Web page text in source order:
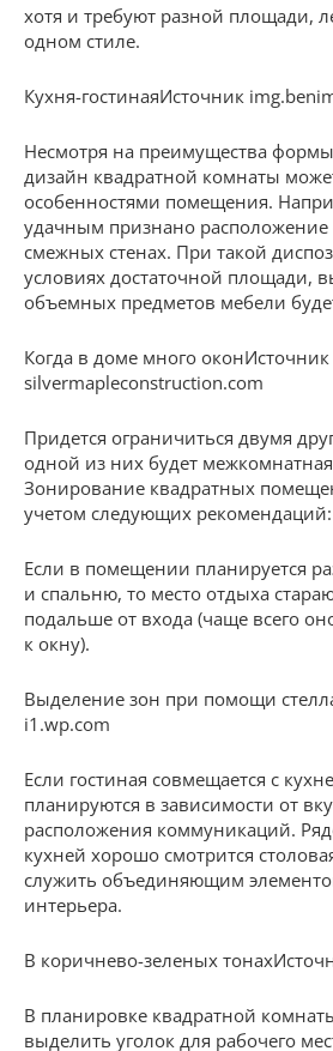
хотя и требуют разной площади,
одном стиле.
Кухня-гостинаяИсточник
Несмотря на преимущества
дизайн квадратной комнаты
особенностями помещения.
удачным признано расположение
смежных стенах. При такой
условиях достаточной площади,
объемных предметов мебели
Когда в доме много оконИсточник
silvermapleconstruction.com
Придется ограничиться двумя
одной из них будет
Зонирование квадратных
учетом следующих рекомендаций:
Если в помещении планируется
и спальню, то место отдыха
подальше от входа (чаще всего
к окну).
Выделение зон при помощи
i1.wp.com
Если гостиная совмещается с
планируются в зависимости от
расположения коммуникаций.
кухней хорошо смотрится
служить объединяющим
интерьера.
В коричнево-зеленых
В планировке квадратной
выделить уголок для рабочего